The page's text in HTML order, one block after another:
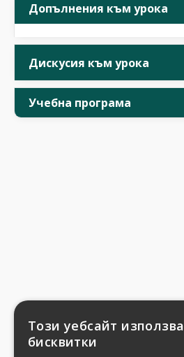
Допълнения към урока
Дискусия към урока
Учебна програма
Този уебсайт използва
бисквитки